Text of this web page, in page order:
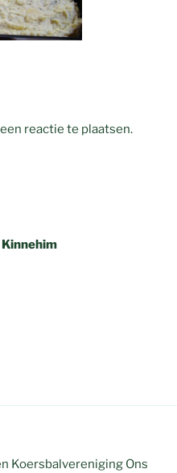
reactie te plaatsen.
Koersbalvereniging Ons